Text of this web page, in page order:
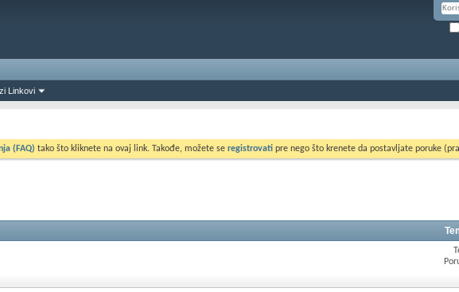
Linkovi
(FAQ) tako što kliknete na ovaj link. Takođe, možete se registrovati pre nego što krenete da postavljate poruke